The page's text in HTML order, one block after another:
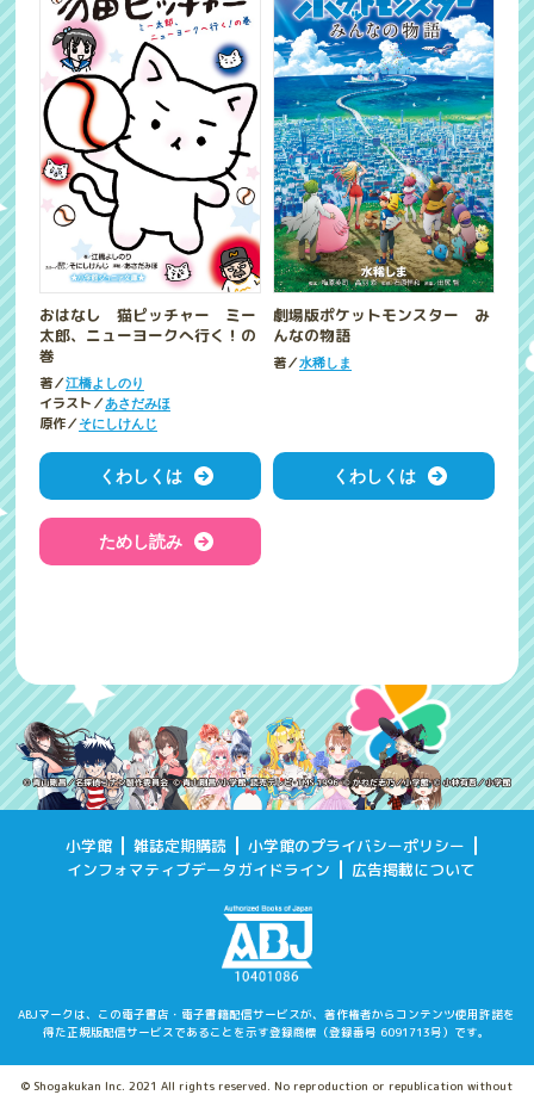
おはなし 猫ピッチャー ミー
太郎、ニューヨークへ行く！の
巻
著／江橋よしのり
イラスト／あさだみほ
原作／そにしけんじ
くわしくは
ためし読み
劇場版ポケットモンスター み
んなの物語
著／水稀しま
くわしくは
小学館 雑誌定期購読
小学館のプライバシーポリシー
インフォマティブデータガイドライン
広告掲載について
ABJマークは、この電子書店・電子書籍配信サービスが、著作権者からコンテンツ使用許諾を
得た正規版配信サービスであることを示す登録商標（登録番号 6091713号）です。
© Shogakukan Inc. 2021 All rights reserved. No reproduction or republication without